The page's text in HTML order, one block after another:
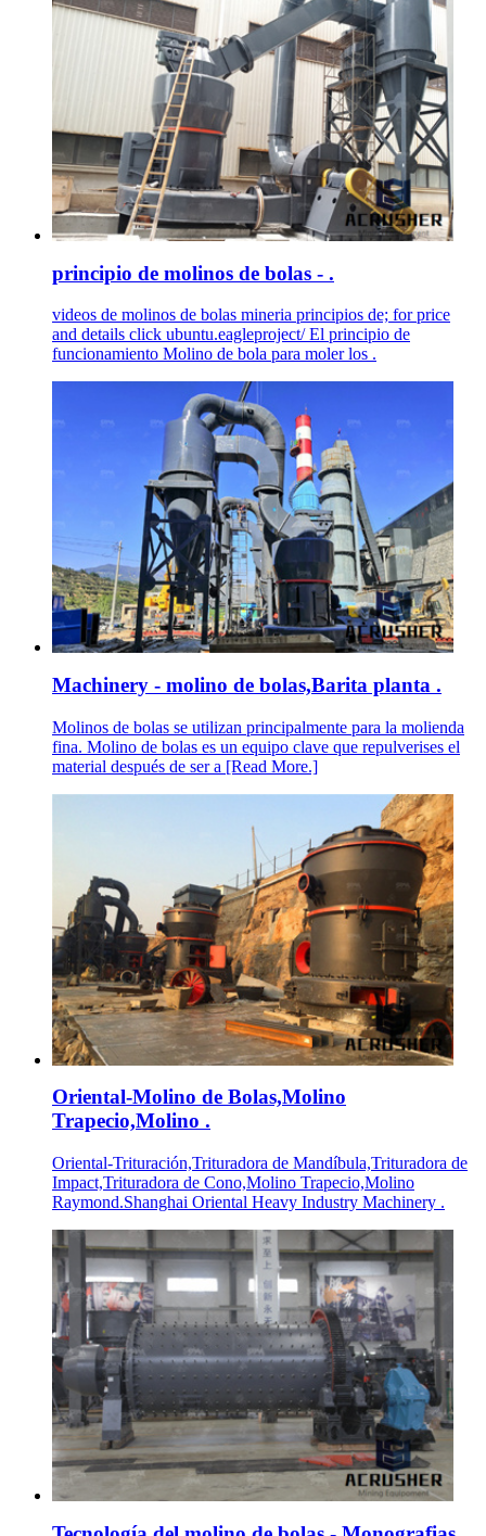
principio de molinos de bolas - .
videos de molinos de bolas mineria principios de; for price
and details click ubuntu.eagleproject/ El principio de
funcionamiento Molino de bola para moler los .
Machinery - molino de bolas,Barita planta .
Molinos de bolas se utilizan principalmente para la molienda
fina. Molino de bolas es un equipo clave que repulverises el
material después de ser a [Read More.]
Oriental-Molino de Bolas,Molino
Trapecio,Molino .
Oriental-Trituración,Trituradora de Mandíbula,Trituradora de
Impact,Trituradora de Cono,Molino Trapecio,Molino
Raymond.Shanghai Oriental Heavy Industry Machinery .